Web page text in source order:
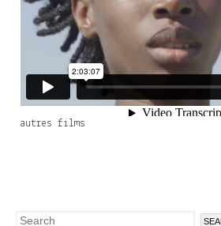
autres films
Search